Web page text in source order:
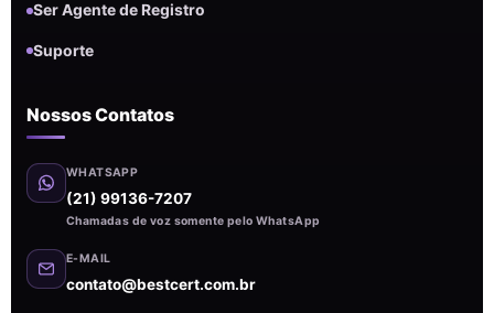
Ser Agente de Registro
Suporte
Nossos Contatos
WHATSAPP
(21) 99136-7207
Chamadas de voz somente pelo WhatsApp
E-MAIL
contato@bestcert.com.br